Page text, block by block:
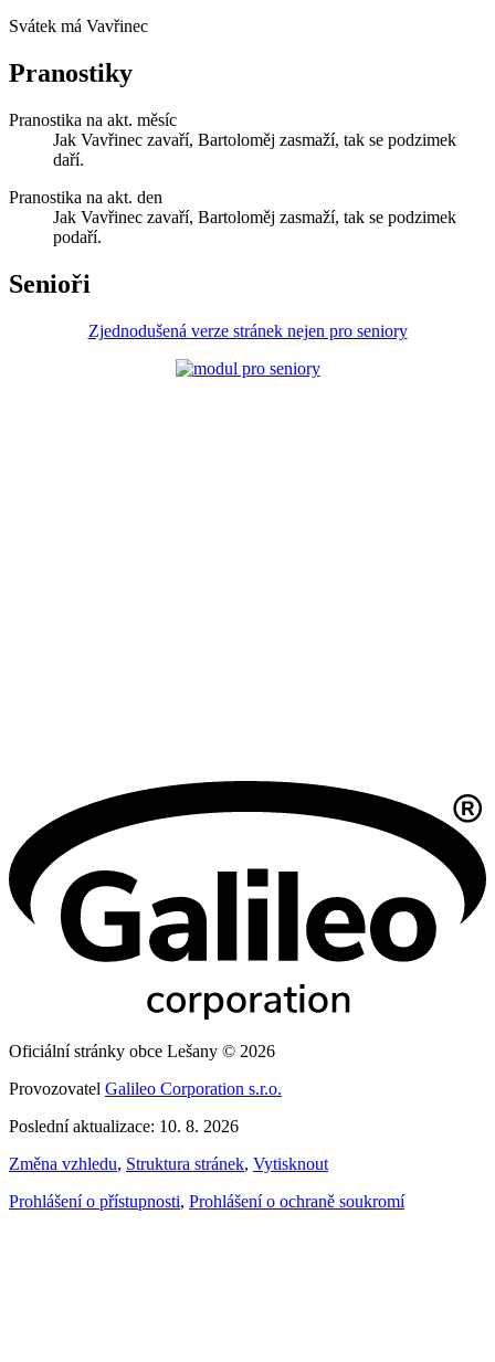
Svátek má Vavřinec
Pranostiky
Pranostika na akt. měsíc
Jak Vavřinec zavaří, Bartoloměj zasmaží, tak se podzimek
daří.
Pranostika na akt. den
Jak Vavřinec zavaří, Bartoloměj zasmaží, tak se podzimek
podaří.
Senioři
Zjednodušená verze stránek nejen pro seniory
Oficiální stránky obce Lešany © 2026
Provozovatel Galileo Corporation s.r.o.
Poslední aktualizace: 10. 8. 2026
Změna vzhledu, Struktura stránek, Vytisknout
Prohlášení o přístupnosti, Prohlášení o ochraně soukromí